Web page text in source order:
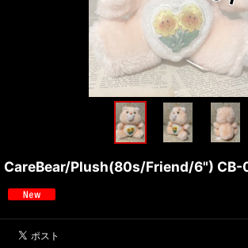
CareBear/Plush(80s/Friend/6") CB-